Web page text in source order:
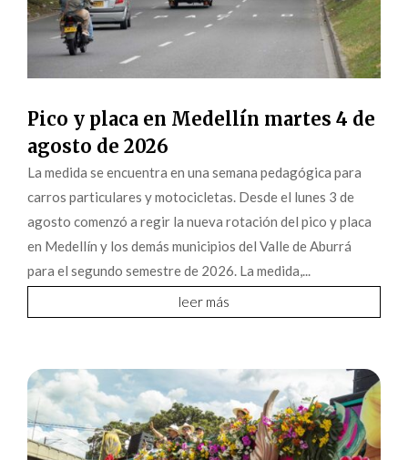
Pico y placa en Medellín martes 4 de
agosto de 2026
La medida se encuentra en una semana pedagógica para
carros particulares y motocicletas. Desde el lunes 3 de
agosto comenzó a regir la nueva rotación del pico y placa
en Medellín y los demás municipios del Valle de Aburrá
para el segundo semestre de 2026. La medida,...
leer más